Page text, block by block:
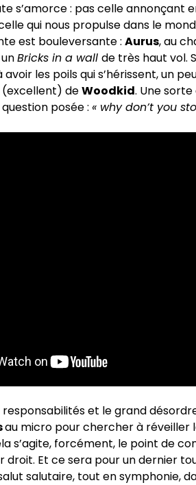
s’amorce : pas celle annonçant
qui nous propulse dans le
est bouleversante : Aurus, au
Bricks in a wall de très haut vol.
les poils qui s’hérissent, un
deWoodkid. Une
posée : « why don’t you
responsabilités et le grand
au micro pour chercher à réveiller
s’agite, forcément, le point de
droit. Et ce sera pour un dernier
salutaire, tout en symphonie,